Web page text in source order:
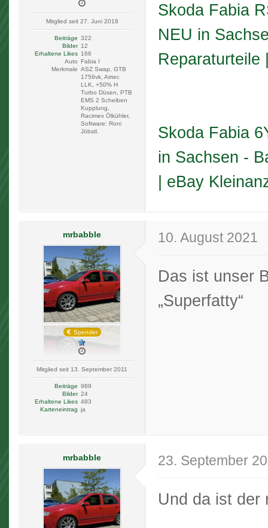
Mitglied seit 27. Juni 2018
Beiträge 322
Bilder 12
Erhaltene Likes 166
Auto
Fabia I
Merkmale ASZ Swap, GTB
1756vk, Airtec
LLK, +50% H
Turbo Düsen, PTB
EMS 2 Scheiben
Kupplung,
Racimex Ölkühler,
Software: Roni
Jöbstl.
Skoda Fabia
NEU in
Reparaturteile
Skoda Fabia
in Sachsen -
| eBay
mrbabble
Spender
Mitglied seit 13. September 2011
Beiträge 989
Bilder 24
Erhaltene Likes 483
Karteneintrag ja
10. August 2021
Das ist unser
„Superfatty“
mrbabble 23. September
Und da ist der